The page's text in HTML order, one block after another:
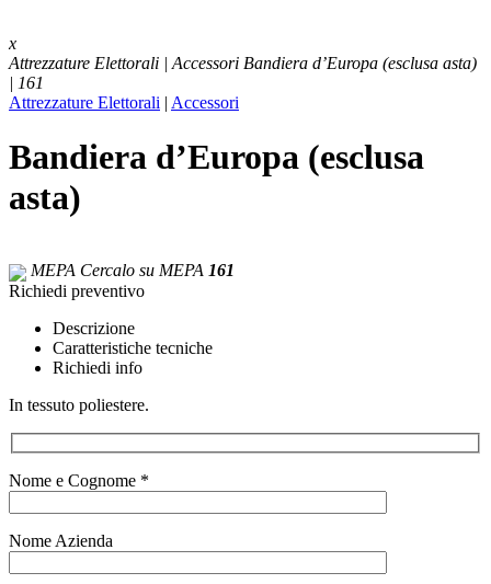
x
Attrezzature Elettorali | Accessori Bandiera d’Europa (esclusa asta)
| 161
Attrezzature Elettorali | Accessori
Bandiera d’Europa (esclusa
asta)
MEPA Cercalo su MEPA 161
Richiedi preventivo
Descrizione
Caratteristiche tecniche
Richiedi info
In tessuto poliestere.
Nome e Cognome *
Nome Azienda